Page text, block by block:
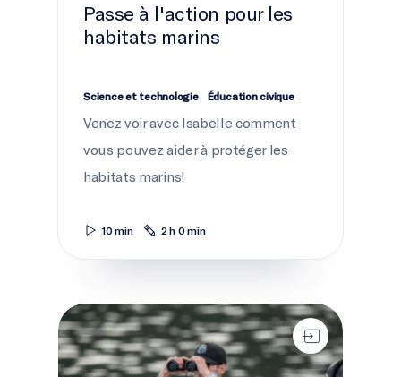
Passe à l'action pour les
habitats marins
Science et technologie Éducation civique
Venez voir avec Isabelle comment
vous pouvez aider à protéger les
habitats marins!
10 min 2 h 0 min
Passe à l'action pour une récolte durable